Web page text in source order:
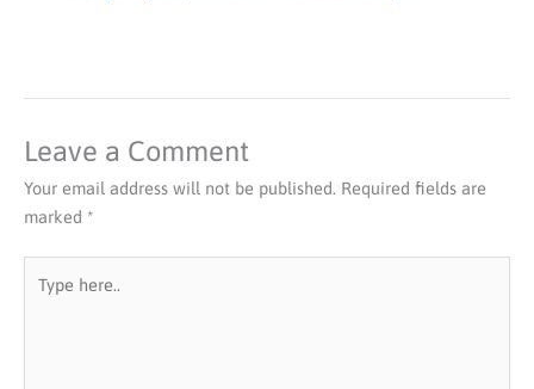
Leave a Comment
Your email address will not be published. Required fields are
marked *
here..